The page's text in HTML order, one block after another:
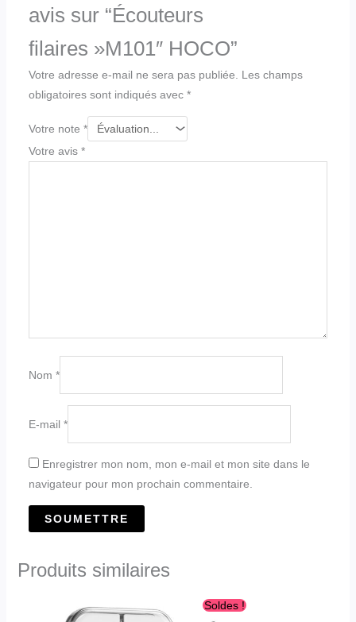
avis sur “Écouteurs
filaires »M101″ HOCO”
Votre adresse e-mail ne sera pas publiée.
Les champs
obligatoires sont indiqués avec *
Votre note *
Votre avis *
Nom *
E-mail *
Enregistrer mon nom, mon e-mail et mon site dans le
navigateur pour mon prochain commentaire.
Produits similaires
Soldes !
Le
prix